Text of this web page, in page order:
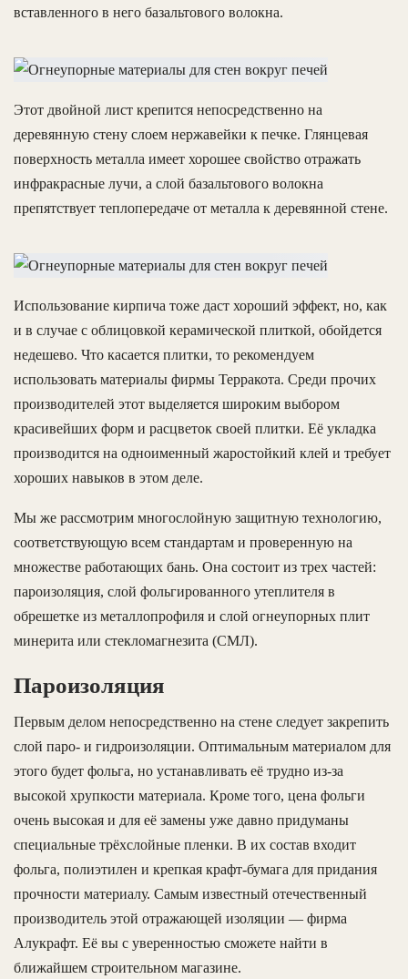
вставленного в него базальтового волокна.
Этот двойной лист крепится непосредственно на
деревянную стену слоем нержавейки к печке. Глянцевая
поверхность металла имеет хорошее свойство отражать
инфракрасные лучи, а слой базальтового волокна
препятствует теплопередаче от металла к деревянной стене.
Использование кирпича тоже даст хороший эффект, но, как
и в случае с облицовкой керамической плиткой, обойдется
недешево. Что касается плитки, то рекомендуем
использовать материалы фирмы Терракота. Среди прочих
производителей этот выделяется широким выбором
красивейших форм и расцветок своей плитки. Её укладка
производится на одноименный жаростойкий клей и требует
хороших навыков в этом деле.
Мы же рассмотрим многослойную защитную технологию,
соответствующую всем стандартам и проверенную на
множестве работающих бань. Она состоит из трех частей:
пароизоляция, слой фольгированного утеплителя в
обрешетке из металлопрофиля и слой огнеупорных плит
минерита или стекломагнезита (СМЛ).
Пароизоляция
Первым делом непосредственно на стене следует закрепить
слой паро- и гидроизоляции. Оптимальным материалом для
этого будет фольга, но устанавливать её трудно из-за
высокой хрупкости материала. Кроме того, цена фольги
очень высокая и для её замены уже давно придуманы
специальные трёхслойные пленки. В их состав входит
фольга, полиэтилен и крепкая крафт-бумага для придания
прочности материалу. Самым известный отечественный
производитель этой отражающей изоляции — фирма
Алукрафт. Её вы с уверенностью сможете найти в
ближайшем строительном магазине.